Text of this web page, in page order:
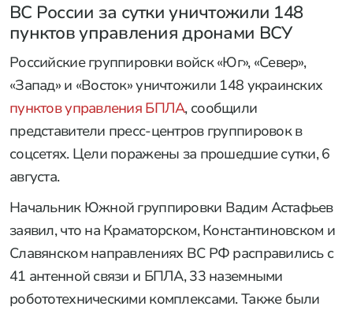
ВС России за сутки уничтожили 148
пунктов управления дронами ВСУ
Российские группировки войск «Юг», «Север»,
«Запад» и «Восток» уничтожили 148 украинских
пунктов управления БПЛА, сообщили
представители пресс-центров группировок в
соцсетях. Цели поражены за прошедшие сутки, 6
августа.
Начальник Южной группировки Вадим Астафьев
заявил, что на Краматорском, Константиновском и
Славянском направлениях ВС РФ расправились с
41 антенной связи и БПЛА, 33 наземными
робототехническими комплексами. Также были